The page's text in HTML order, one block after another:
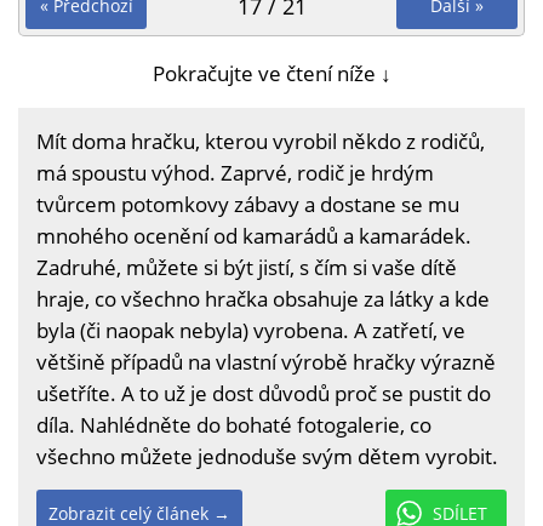
« Předchozí Další »
Pokračujte ve čtení níže ↓
Mít doma hračku, kterou vyrobil někdo z rodičů,
má spoustu výhod. Zaprvé, rodič je hrdým
tvůrcem potomkovy zábavy a dostane se mu
mnohého ocenění od kamarádů a kamarádek.
Zadruhé, můžete si být jistí, s čím si vaše dítě
hraje, co všechno hračka obsahuje za látky a kde
byla (či naopak nebyla) vyrobena. A zatřetí, ve
většině případů na vlastní výrobě hračky výrazně
ušetříte. A to už je dost důvodů proč se pustit do
díla. Nahlédněte do bohaté fotogalerie, co
všechno můžete jednoduše svým dětem vyrobit.
SDÍLET
Zobrazit celý článek →